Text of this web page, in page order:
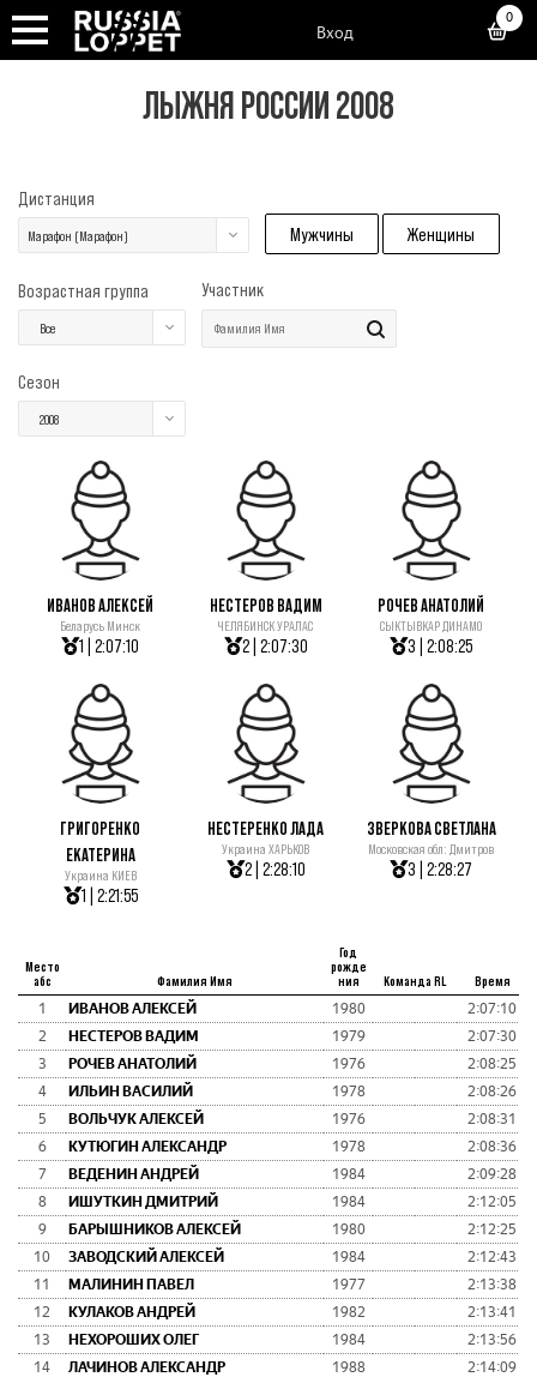
Вход
0
ЛЫЖНЯ РОССИИ 2008
Дистанция
Марафон (Марафон) Мужчины Женщины
Возрастная группа
Все
Участник
Сезон
2008
ИВАНОВ АЛЕКСЕЙ
Беларусь Минск
1 | 2:07:10
НЕСТЕРОВ ВАДИМ
ЧЕЛЯБИНСК УРАЛАС
2 | 2:07:30
РОЧЕВ АНАТОЛИЙ
СЫКТЫВКАР ДИНАМО
3 | 2:08:25
ГРИГОРЕНКО
ЕКАТЕРИНА
Украина КИЕВ
1 | 2:21:55
НЕСТЕРЕНКО ЛАДА
Украина ХАРЬКОВ
2 | 2:28:10
ЗВЕРКОВА СВЕТЛАНА
Московская обл: Дмитров
3 | 2:28:27
Место
абс
Фамилия Имя
Год
рожде
ния
Команда RL Время
1 ИВАНОВ АЛЕКСЕЙ 1980
2:07:10
2
НЕСТЕРОВ ВАДИМ 1979
2:07:30
3
РОЧЕВ АНАТОЛИЙ 1976
2:08:25
4
ИЛЬИН ВАСИЛИЙ 1978
2:08:26
5
ВОЛЬЧУК АЛЕКСЕЙ 1976
2:08:31
6
КУТЮГИН АЛЕКСАНДР 1978
2:08:36
7
ВЕДЕНИН АНДРЕЙ 1984
2:09:28
8
ИШУТКИН ДМИТРИЙ 1984
2:12:05
9
БАРЫШНИКОВ АЛЕКСЕЙ 1980
2:12:25
10
ЗАВОДСКИЙ АЛЕКСЕЙ 1984
2:12:43
11
МАЛИНИН ПАВЕЛ 1977
2:13:38
12
КУЛАКОВ АНДРЕЙ 1982
2:13:41
13
НЕХОРОШИХ ОЛЕГ 1984
2:13:56
14
ЛАЧИНОВ АЛЕКСАНДР 1988
2:14:09